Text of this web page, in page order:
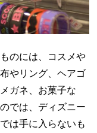
のには、コスメや
やリング、ヘアゴ
ガネ、お菓子な
では、ディズニー
は手に入らないも